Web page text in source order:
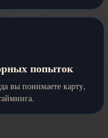
попыток
вы понимаете карту,